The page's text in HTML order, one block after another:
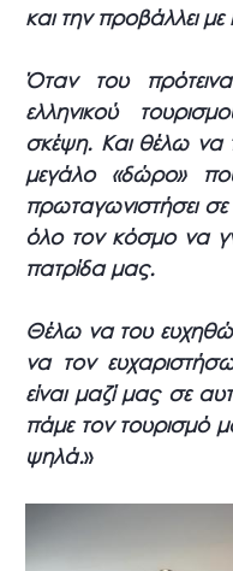
και την προβάλλει
Όταν του
ελληνικού
σκέψη. Και θέλω να
μεγάλο «δώρο»
πρωταγωνιστήσει
όλο τον κόσμο να
πατρίδα μας.
Θέλω να του ευχηθώ
να τον
είναι μαζί μας σε
πάμε τον τουρισμό
ψηλά.»